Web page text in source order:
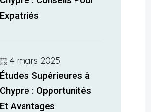
Expatriés
4 mars 2025
Études Supérieures à
Chypre : Opportunités
Et Avantages